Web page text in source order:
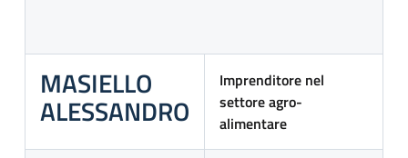
MASIELLO
ALESSANDRO
Imprenditore nel
settore agro-
alimentare